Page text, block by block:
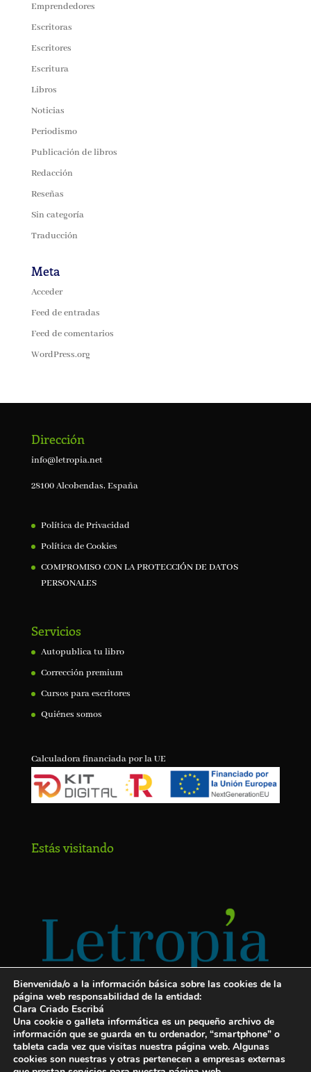
Emprendedores
Escritoras
Escritores
Escritura
Libros
Noticias
Periodismo
Publicación de libros
Redacción
Reseñas
Sin categoría
Traducción
Meta
Acceder
Feed de entradas
Feed de comentarios
WordPress.org
Dirección
info@letropia.net
28100 Alcobendas, España
Política de Privacidad
Política de Cookies
COMPROMISO CON LA PROTECCIÓN DE DATOS
PERSONALES
Servicios
Autopublica tu libro
Corrección premium
Cursos para escritores
Quiénes somos
Calculadora financiada por la UE
Estás visitando
Servicios para escritores
Bienvenida/o a la información básica sobre las cookies de la
página web responsabilidad de la entidad:
Clara Criado Escribá
Una cookie o galleta informática es un pequeño archivo de
información que se guarda en tu ordenador, “smartphone” o
tableta cada vez que visitas nuestra página web. Algunas
cookies son nuestras y otras pertenecen a empresas externas